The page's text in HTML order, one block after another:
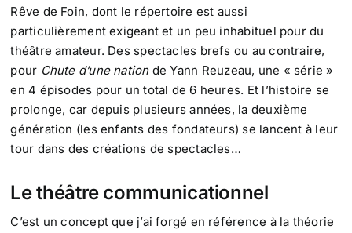
Rêve de Foin, dont le répertoire est aussi
particulièrement exigeant et un peu inhabituel pour du
théâtre amateur. Des spectacles brefs ou au contraire,
pour Chute d’une nationde Yann Reuzeau, une « série »
en 4 épisodes pour un total de 6 heures. Et l’histoire se
prolonge, car depuis plusieurs années, la deuxième
génération (les enfants des fondateurs) se lancent à leur
tour dans des créations de spectacles…
Le théâtre communicationnel
C’est un concept que j’ai forgé en référence à la théorie